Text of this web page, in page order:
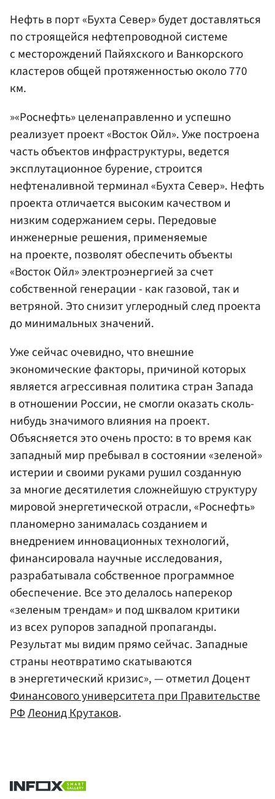
Нефть в порт «Бухта Север» будет доставляться
по строящейся нефтепроводной системе
с месторождений Пайяхского и Ванкорского
кластеров общей протяженностью около 770
км.
»«Роснефть» целенаправленно и успешно
реализует проект «Восток Ойл». Уже построена
часть объектов инфраструктуры, ведется
эксплутационное бурение, строится
нефтеналивной терминал «Бухта Север». Нефть
проекта отличается высоким качеством и
низким содержанием серы. Передовые
инженерные решения, применяемые
на проекте, позволят обеспечить объекты
«Восток Ойл» электроэнергией за счет
собственной генерации - как газовой, так и
ветряной. Это снизит углеродный след проекта
до минимальных значений.
Уже сейчас очевидно, что внешние
экономические факторы, причиной которых
является агрессивная политика стран Запада
в отношении России, не смогли оказать сколь-
нибудь значимого влияния на проект.
Объясняется это очень просто: в то время как
западный мир пребывал в состоянии «зеленой»
истерии и своими руками рушил созданную
за многие десятилетия сложнейшую структуру
мировой энергетической отрасли, «Роснефть»
планомерно занималась созданием и
внедрением инновационных технологий,
финансировала научные исследования,
разрабатывала собственное программное
обеспечение. Все это делалось наперекор
«зеленым трендам» и под шквалом критики
из всех рупоров западной пропаганды.
Результат мы видим прямо сейчас. Западные
страны неотвратимо скатываются
в энергетический кризис», — отметил Доцент
Финансового университета при Правительстве
РФЛеонид Крутаков.